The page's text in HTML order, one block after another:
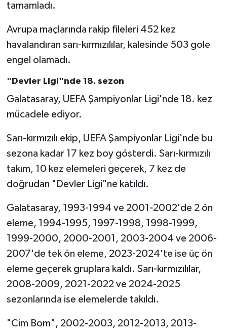
tamamladı.
Avrupa maçlarında rakip fileleri 452 kez
havalandıran sarı-kırmızılılar, kalesinde 503 gole
engel olamadı.
"Devler Ligi"nde 18. sezon
Galatasaray, UEFA Şampiyonlar Ligi'nde 18. kez
mücadele ediyor.
Sarı-kırmızılı ekip, UEFA Şampiyonlar Ligi'nde bu
sezona kadar 17 kez boy gösterdi. Sarı-kırmızılı
takım, 10 kez elemeleri geçerek, 7 kez de
doğrudan "Devler Ligi"ne katıldı.
Galatasaray, 1993-1994 ve 2001-2002'de 2 ön
eleme, 1994-1995, 1997-1998, 1998-1999,
1999-2000, 2000-2001, 2003-2004 ve 2006-
2007'de tek ön eleme, 2023-2024'te ise üç ön
eleme geçerek gruplara kaldı. Sarı-kırmızılılar,
2008-2009, 2021-2022 ve 2024-2025
sezonlarında ise elemelerde takıldı.
"Cim Bom", 2002-2003, 2012-2013, 2013-